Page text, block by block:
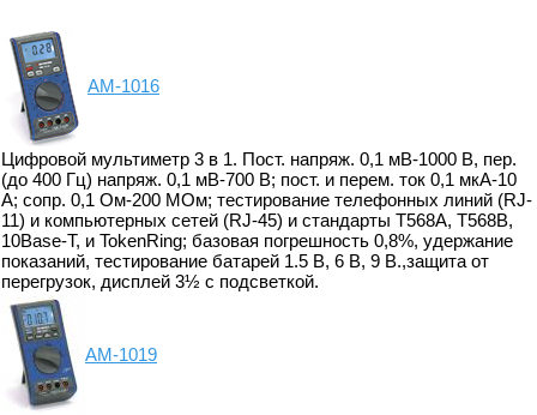
АМ-1016
Цифровой мультиметр 3 в 1. Пост. напряж. 0,1 мВ-1000 В, пер.
(до 400 Гц) напряж. 0,1 мВ-700 В; пост. и перем. ток 0,1 мкА-10
А; сопр. 0,1 Ом-200 МОм; тестирование телефонных линий (RJ-
11) и компьютерных сетей (RJ-45) и стандарты T568A, T568B,
10Base-T, и TokenRing; базовая погрешность 0,8%, удержание
показаний, тестирование батарей 1.5 В, 6 В, 9 В.,защита от
перегрузок, дисплей 3½ с подсветкой.
АМ-1019